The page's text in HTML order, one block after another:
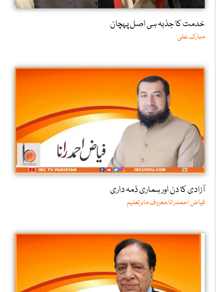
خدمت کا جذبہ ہی اصل پہچان
مبارک علی
آزادی کا دن اور ہماری ذمہ داری
فیاض احمدرانا،معروف ماہرتعلیم